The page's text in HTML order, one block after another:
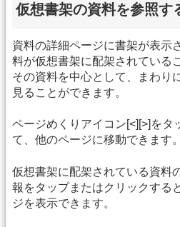
仮想書架の資料を参照す
資料の詳細ページに書架が表示
料が仮想書架に配架されている
その資料を中心として、まわり
見ることができます。
ページめくりアイコン[<][>]をタ
て、他のページに移動できます。
仮想書架に配架されている資料
報をタップまたはクリックする
ジを表示できます。